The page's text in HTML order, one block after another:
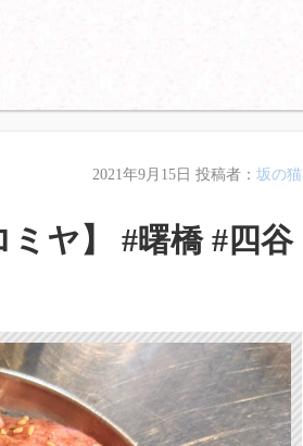
2021年9月15日 投稿者： 坂の猫
ヤ】 #曙橋 #四谷